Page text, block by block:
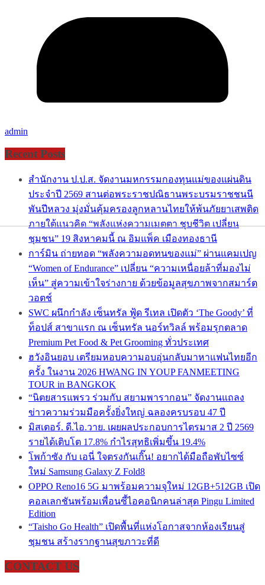
admin
Recent Posts
สำนักงาน ป.ป.ส. จัดงานมหกรรมกองทุนแม่ของแผ่นดิน
ประจำปี 2569 สานต่อพระราชปณิธานพระบรมราชชนนี
พันปีหลวง มุ่งมั่นคุ้มครองลูกหลานไทยให้พ้นภัยยาเสพติด
ภายใต้แนวคิด “พลังแห่งความเมตตา ชุบชีวิต เปลี่ยน
ชุมชน” 19 สิงหาคมนี้ ณ อิมแพ็ค เมืองทองธานี
การ์มิน ถ่ายทอด “พลังความอดทนของแม่” ผ่านแคมเปญ
“Women of Endurance” เปลี่ยน “ความเหนื่อยล้าที่มองไม่
เห็น” สู่ความเข้าใจร่างกาย ด้วยข้อมูลสุขภาพจากสมาร์ต
วอตช์
SWC ผนึกกำลัง เซ็นทรัล ฟู้ด รีเทล เปิดตัว ‘The Goody’ ที่
ท็อปส์ สาขาแรก ณ เซ็นทรัล นอร์ทวิลล์ พร้อมรุกตลาด
Premium Pet Food & Pet Grooming ทั่วประเทศ
ฮวังอินยอบ เตรียมหอบความอบอุ่นกลับมาหาแฟนไทยอีก
ครั้ง ในงาน 2026 HWANG IN YOUP FANMEETING
TOUR in BANGKOK
“นิตยสารแพรว ร่วมกับ สยามพารากอน” จัดงานแถลง
ข่าวความร่วมมือครั้งยิ่งใหญ่ ฉลองครบรอบ 47 ปี
มิสเตอร์. ดี.ไอ.วาย. เผยผลประกอบการไตรมาส 2 ปี 2569
รายได้เติบโต 17.8% กำไรสุทธิเพิ่มขึ้น 19.4%
โพก้าซัง กับ เอนี่ ใจตรงกันเกิ๊น! อยากได้มือถือพับไซซ์
ใหม่ Samsung Galaxy Z Fold8
OPPO Reno16 5G มาพร้อมความจุใหม่ 12GB+512GB เปิด
คอลเลกชันพร้อมเพื่อนซี้ไอคอนิกคนล่าสุด Pingu Limited
Edition
“Taisho Go Health” เปิดพื้นที่แห่งโอกาสจากห้องเรียนสู่
ชุมชน สร้างรากฐานสุขภาวะที่ดี
CONTACT US